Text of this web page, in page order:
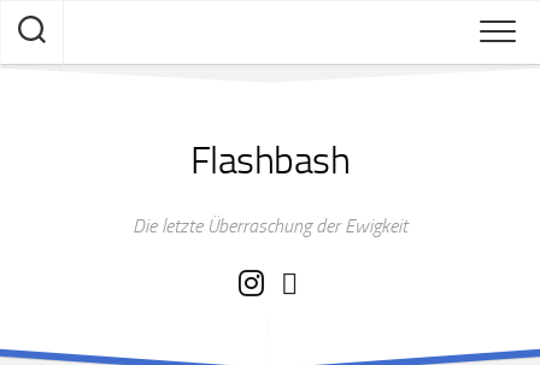
Skip
content
Flashbash
Die letzte Überraschung der Ewigkeit